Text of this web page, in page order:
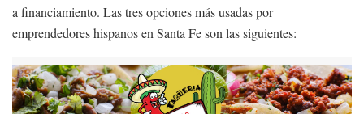
a financiamiento. Las tres opciones más usadas por
emprendedores hispanos en Santa Fe son las siguientes: